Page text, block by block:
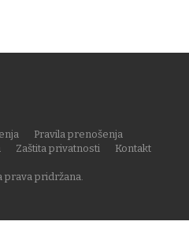
prava pridržana.
Pravila prenošenja
Zaštita privatnosti
Kontakt